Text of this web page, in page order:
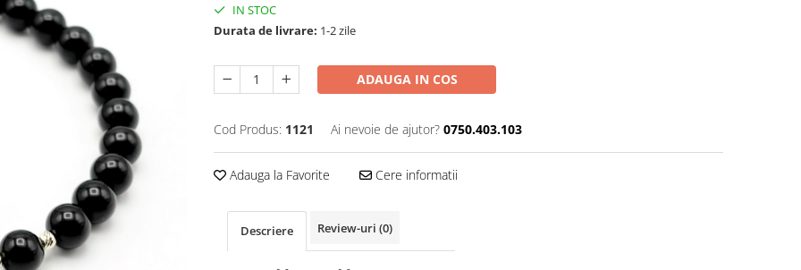
IN STOC
Durata de livrare: 1-2 zile
ADAUGA IN COS
Cod Produs: 1121 Ai nevoie de ajutor? 0750.403.103
Adauga la Favorite Cere informatii
Descriere Review-uri (0)